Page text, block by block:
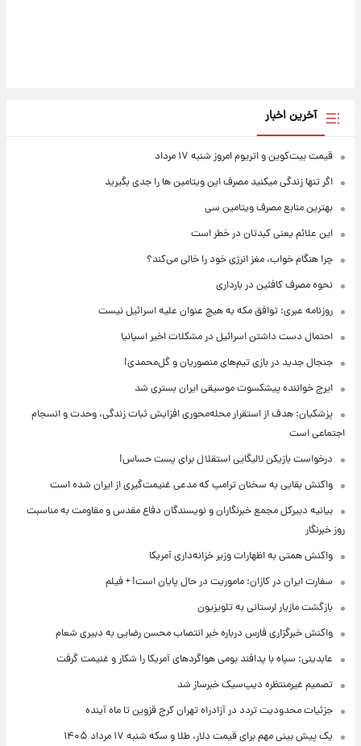
آخرین اخبار
قیمت بیت‌کوین و اتریوم امروز شنبه ۱۷ مرداد
اگر تنها زندگی میکنید مصرف این ویتامین ها را جدی بگیرید
بهترین منابع مصرف ویتامین سی
این علائم یعنی کبدتان در خطر است
چرا هنگام خواب، مغز انرژی خود را خالی می‌کند؟
نحوه مصرف کافئین در بارداری
روزنامه عبری: توافق مکه به هیچ عنوان علیه اسرائیل نیست
احتمال دست داشتن اسرائیل در مشکلات اخیر اسپانیا
جنجال جدید در بازی تیم‌های منصوریان و گل‌محمدی!
ایرج خواننده پیشکسوت موسیقی ایران بستری شد
پزشکیان: هدف از استقرار محله‌محوری افزایش ثبات زندگی، وحدت و انسجام
اجتماعی است
درخواست بازیکن لالیگایی استقلال برای پست حساس!
واکنش بقایی به سخنان ترامپ که مدعی غنیمت‌گیری از ایران شده است
بیانیه دبیرکل مجمع خبرنگاران و نویسندگان دفاع مقدس و مقاومت به مناسبت
روز خبرنگار
واکنش همتی به اظهارات وزیر خزانه‌داری آمریکا
سفارت ایران در کازان: ماموریت در حال پایان است! + فیلم
بازگشت مازیار لرستانی به تلویزیون
واکنش خبرگزاری فارس درباره خبر انتصاب محسن رضایی به دبیری شعام
عابدینی: سپاه با پدافند بومی هواگردهای آمریکا را شکار و غنیمت گرفت
تصمیم غیرمنتظره دیپ‌سیک خبرساز شد
جزئیات محدودیت تردد در آزادراه تهران کرج قزوین تا ماه آینده
یک پیش ‌بینی مهم برای قیمت دلار، طلا و سکه شنبه ۱۷ مرداد ۱۴۰۵